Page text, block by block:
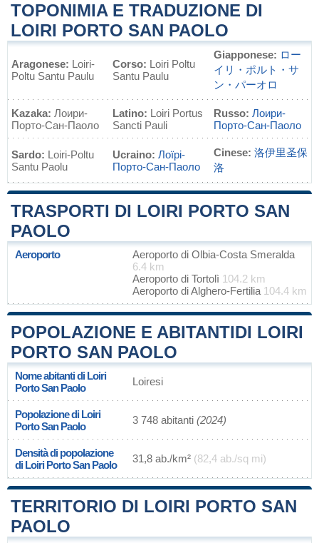
TOPONIMIA E TRADUZIONE DI
LOIRI PORTO SAN PAOLO
Aragonese: Loiri-
Poltu Santu Paulu
Corso: Loiri Poltu
Santu Paulu
Giapponese: ロー
イリ・ポルト・サ
ン・パーオロ
Kazaka: Лоири-
Порто-Сан-Паоло
Latino: Loiri Portus
Sancti Pauli
Russo: Лоири-
Порто-Сан-Паоло
Sardo: Loiri-Poltu
Santu Paolu
Ucraino: Лоїрі-
Порто-Сан-Паоло
Cinese: 洛伊里圣保
洛
TRASPORTI DI LOIRI PORTO SAN
PAOLO
Aeroporto
Aeroporto di Olbia-Costa Smeralda
6.4 km
Aeroporto di Tortolì 104.2 km
Aeroporto di Alghero-Fertilia 104.4 km
POPOLAZIONE E ABITANTIDI LOIRI
PORTO SAN PAOLO
Nome abitanti di Loiri
Porto San Paolo
Loiresi
Popolazione di Loiri
Porto San Paolo
3 748 abitanti (2024)
Densità di popolazione
di Loiri Porto San Paolo
31,8 ab./km² (82,4 ab./sq mi)
TERRITORIO DI LOIRI PORTO SAN
PAOLO